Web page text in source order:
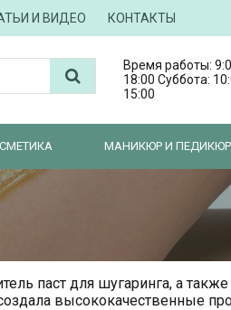
И ВИДЕО КОНТАКТЫ
Время работы:
18:00 Суббота:
15:00
МАНИКЮР И ПЕДИКЮР
паст для шугаринга, а
высококачественные